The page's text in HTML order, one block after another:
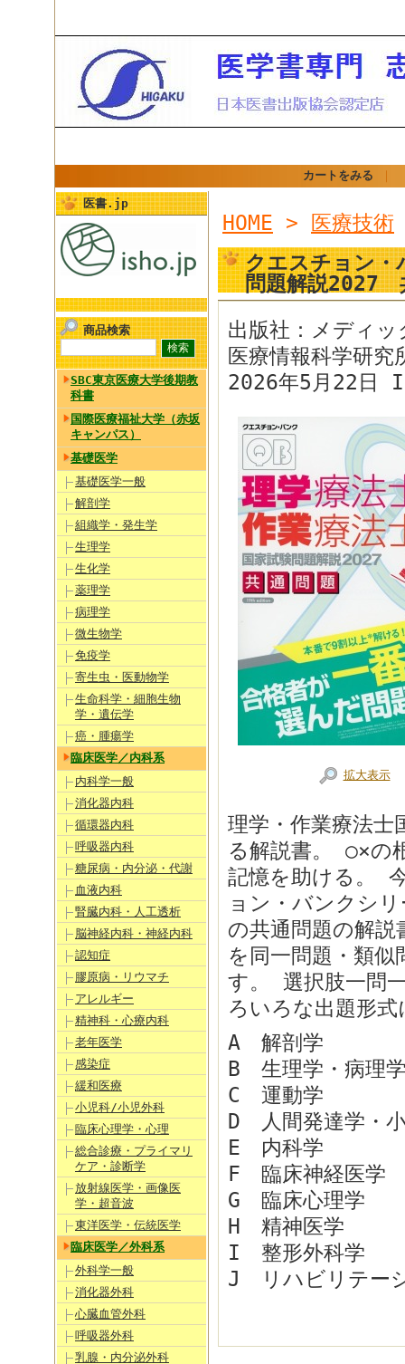
カートをみる
医書.jp
商品検索
SBC東京医療大学後期教
科書
国際医療福祉大学（赤坂
キャンパス）
基礎医学
基礎医学一般
解剖学
組織学・発生学
生理学
生化学
薬理学
病理学
微生物学
免疫学
寄生虫・医動物学
生命科学・細胞生物
学・遺伝学
癌・腫瘍学
臨床医学／内科系
内科学一般
消化器内科
循環器内科
呼吸器内科
糖尿病・内分泌・代謝
血液内科
腎臓内科・人工透析
脳神経内科・神経内科
認知症
膠原病・リウマチ
アレルギー
精神科・心療内科
老年医学
感染症
緩和医療
小児科/小児外科
臨床心理学・心理
総合診療・プライマリ
ケア・診断学
放射線医学・画像医
学・超音波
東洋医学・伝統医学
臨床医学／外科系
外科学一般
消化器外科
心臓血管外科
呼吸器外科
乳腺・内分泌外科
HOME >
医療技術
クエスチョン
問題解説2027
出版社：メディ
医療情報科学研究
2026年5月22日
拡大表示
理学・作業療法士
る解説書。 ○×の
記憶を助ける。
ョン・バンクシ
の共通問題の解
を同一問題・類
す。 選択肢一問
ろいろな出題形
A 解剖学
B 生理学・病理
C 運動学
D 人間発達学・
E 内科学
F 臨床神経医学
G 臨床心理学
H 精神医学
I 整形外科学
J リハビリテー